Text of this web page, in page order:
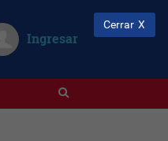
Ingresar
Cerrar